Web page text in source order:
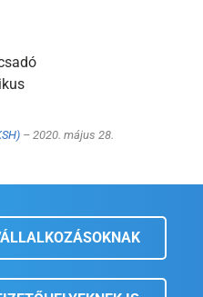
– 2020. május 28.